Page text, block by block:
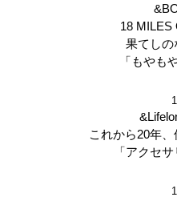
18 MILES
果てしの
「もやも
これから20年、
「アクセ